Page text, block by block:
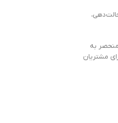
به
مشتریان